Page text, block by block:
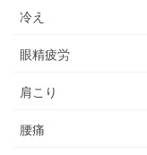
冷え
眼精疲労
肩こり
腰痛